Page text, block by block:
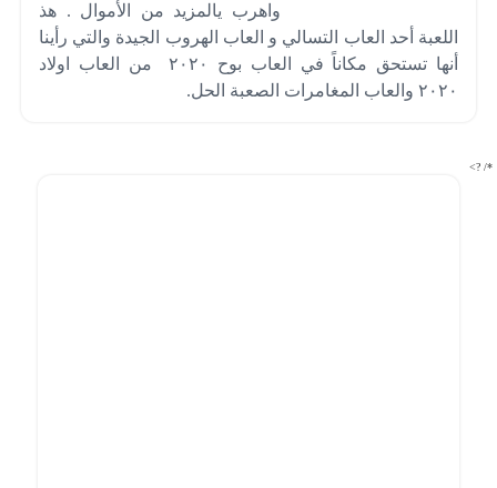
واهرب يالمزيد من الأموال . هذ
اللعبة أحد العاب التسالي و العاب الهروب الجيدة والتي رأينا
أنها تستحق مكاناً في العاب بوح ٢٠٢٠ من العاب اولاد
٢٠٢٠ والعاب المغامرات الصعبة الحل.
*/ ?>